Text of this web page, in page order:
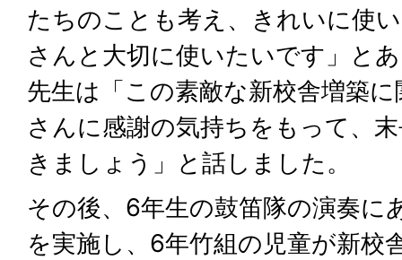
たちのことも考え、きれいに使
さんと大切に使いたいです」と
先生は「この素敵な新校舎増築
さんに感謝の気持ちをもって、
きましょう」と話しました。
その後、6年生の鼓笛隊の演奏に
を実施し、6年竹組の児童が新校